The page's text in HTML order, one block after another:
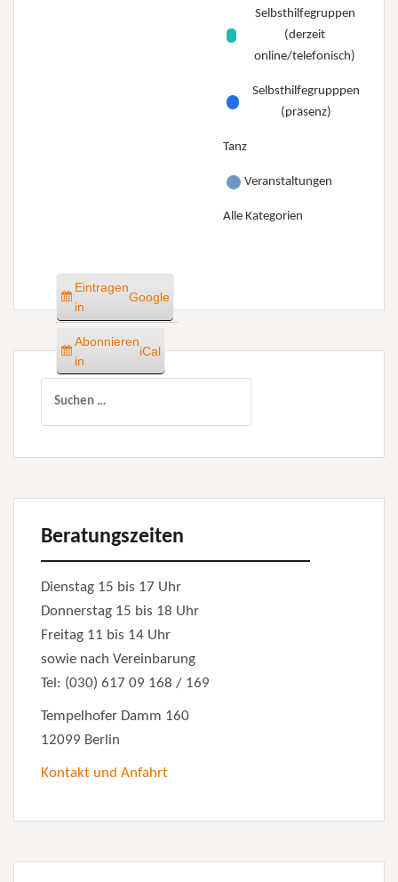
Selbsthilfegruppen
(derzeit
online/telefonisch)
Selbsthilfegrupppen
(präsenz)
Tanz
Veranstaltungen
Alle Kategorien
Eintragen
in
Google
Abonnieren
in
iCal
Beratungszeiten
Dienstag 15 bis 17 Uhr
Donnerstag 15 bis 18 Uhr
Freitag 11 bis 14 Uhr
sowie nach Vereinbarung
Tel: (030) 617 09 168 / 169
Tempelhofer Damm 160
12099 Berlin
Kontakt und Anfahrt